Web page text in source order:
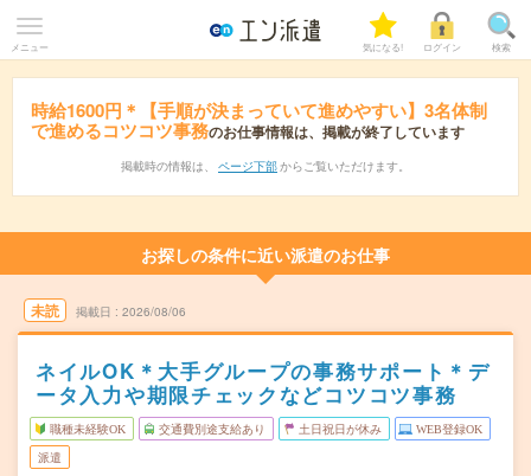
メニュー 気になる! ログイン 検索
時給1600円＊【手順が決まっていて進めやすい】3名体制
で進めるコツコツ事務のお仕事情報は、掲載が終了しています
掲載時の情報は、 ページ下部 からご覧いただけます。
お探しの条件に近い派遣のお仕事
未読 掲載日 2026/08/06
ネイルOK＊大手グループの事務サポート＊デ
ータ入力や期限チェックなどコツコツ事務
職種未経験OK 交通費別途支給あり 土日祝日が休み WEB登録OK
派遣